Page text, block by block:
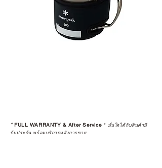
*FULL WARRANTY & After Service * มั่นใจได้กับสินค้ามี
รับประกัน พร้อมบริการหลังการขาย